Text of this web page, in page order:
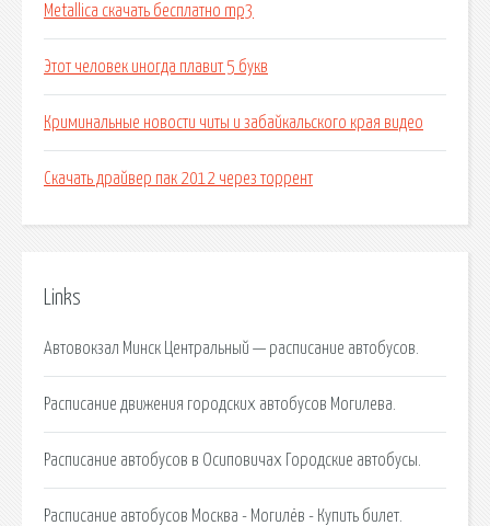
Metallica скачать бесплатно mp3
Этот человек иногда плавит 5 букв
Криминальные новости читы и забайкальского края видео
Скачать драйвер пак 2012 через торрент
Links
Автовокзал Минск Центральный — расписание автобусов.
Расписание движения городских автобусов Могилева.
Расписание автобусов в Осиповичах Городские автобусы.
Расписание автобусов Москва - Могилёв - Купить билет.